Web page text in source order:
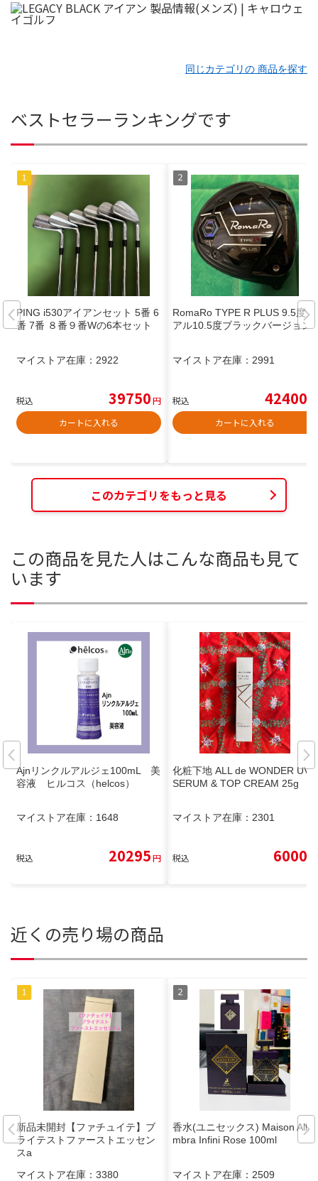
同じカテゴリの 商品を探す
ベストセラーランキングです
PING i530アイアンセット 5番 6
番 7番 ８番９番Wの6本セット
マイストア在庫： 2922
税込 39750円
カートに入れる
RomaRo TYPE R PLUS 9.5度リ
アル10.5度ブラックバージョン
マイストア在庫： 2991
税込 42400
カートに入れる
このカテゴリをもっと見る
この商品を見た人はこんな商品も見て
います
Ajnリンクルアルジェ100mL 美
容液 ヒルコス（helcos）
マイストア在庫： 1648
税込 20295円
化粧下地 ALL de WONDER UV
SERUM & TOP CREAM 25g
マイストア在庫： 2301
税込 6000
近くの売り場の商品
新品未開封【ファチュイテ】ブ
ライテストファーストエッセン
スa
マイストア在庫： 3380
香水(ユニセックス) Maison Alha
mbra Infini Rose 100ml
マイストア在庫： 2509